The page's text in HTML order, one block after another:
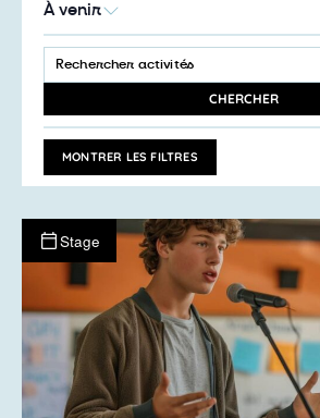
À venir
LA
DATE
Recherche
et
de
vues
Activités
SAISIR
MOT-
ACTIVITÉS
MOT-
CLÉ.
CHERCHER
MONTRER LES FILTRES
Stage